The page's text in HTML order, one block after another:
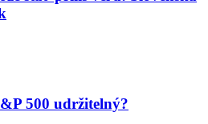
500 udržitelný?